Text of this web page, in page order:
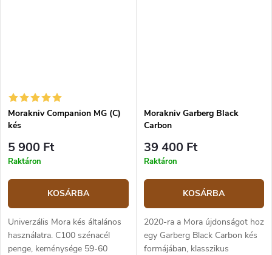
Morakniv Companion MG (C)
kés
5 900 Ft
Raktáron
KOSÁRBA
Univerzális Mora kés általános
használatra. C100 szénacél
penge, keménysége 59-60
Morakniv Garberg Black
Carbon
39 400 Ft
Raktáron
KOSÁRBA
2020-ra a Mora újdonságot hoz
egy Garberg Black Carbon kés
formájában, klasszikus